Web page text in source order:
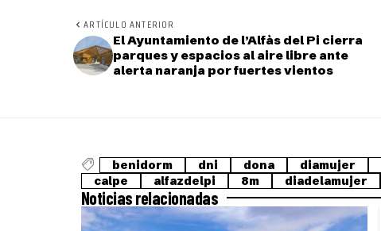
ARTÍCULO ANTERIOR
El Ayuntamiento de l’Alfàs del Pi cierra
parques y espacios al aire libre ante
alerta naranja por fuertes vientos
benidorm dni dona diamujer
calpe
alfazdelpi 8m diadelamujer
Noticias relacionadas